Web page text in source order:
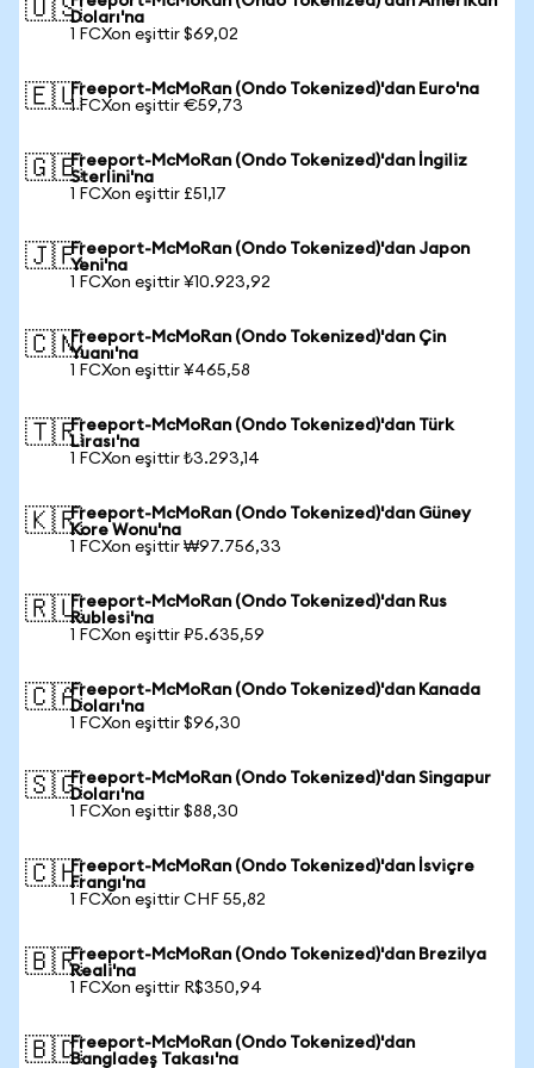
🇺🇸Doları'na
1 FCXon eşittir $69,02
🇪🇺Freeport-McMoRan (Ondo Tokenized)'dan Euro'na
1 FCXon eşittir €59,73
🇬🇧Freeport-McMoRan (Ondo Tokenized)'dan İngiliz
Sterlini'na
1 FCXon eşittir £51,17
🇯🇵Freeport-McMoRan (Ondo Tokenized)'dan Japon
Yeni'na
1 FCXon eşittir ¥10.923,92
🇨🇳Freeport-McMoRan (Ondo Tokenized)'dan Çin
Yuanı'na
1 FCXon eşittir ¥465,58
🇹🇷Freeport-McMoRan (Ondo Tokenized)'dan Türk
Lirası'na
1 FCXon eşittir ₺3.293,14
🇰🇷Freeport-McMoRan (Ondo Tokenized)'dan Güney
Kore Wonu'na
1 FCXon eşittir ₩97.756,33
🇷🇺Freeport-McMoRan (Ondo Tokenized)'dan Rus
Rublesi'na
1 FCXon eşittir ₽5.635,59
🇨🇦Freeport-McMoRan (Ondo Tokenized)'dan Kanada
Doları'na
1 FCXon eşittir $96,30
🇸🇬Freeport-McMoRan (Ondo Tokenized)'dan Singapur
Doları'na
1 FCXon eşittir $88,30
🇨🇭Freeport-McMoRan (Ondo Tokenized)'dan İsviçre
Frangı'na
1 FCXon eşittir CHF 55,82
🇧🇷Freeport-McMoRan (Ondo Tokenized)'dan Brezilya
Reali'na
1 FCXon eşittir R$350,94
🇧🇩Freeport-McMoRan (Ondo Tokenized)'dan
Bangladeş Takası'na